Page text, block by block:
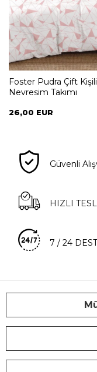
Foster Pudra Çift
Nevresim Takımı
26,00 EUR
Güvenli
HIZLI
7 / 24